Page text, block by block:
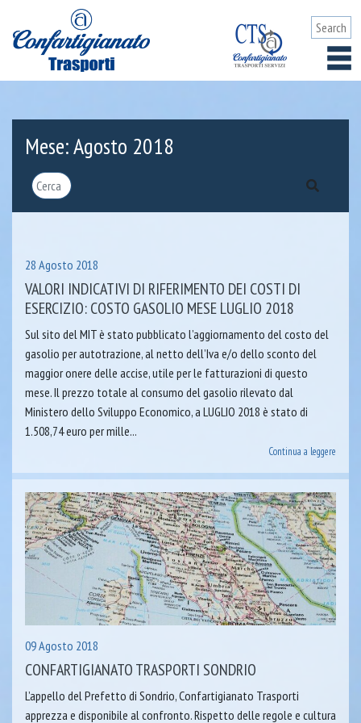
Mese:Agosto 2018
28 Agosto 2018
VALORI INDICATIVI DI RIFERIMENTO DEI COSTI DI
ESERCIZIO: COSTO GASOLIO MESE LUGLIO 2018
Sul sito del MIT è stato pubblicato l’aggiornamento del costo del
gasolio per autotrazione, al netto dell’Iva e/o dello sconto del
maggior onere delle accise, utile per le fatturazioni di questo
mese. Il prezzo totale al consumo del gasolio rilevato dal
Ministero dello Sviluppo Economico, a LUGLIO 2018 è stato di
1.508,74 euro per mille...
Continua a leggere
09 Agosto 2018
CONFARTIGIANATO TRASPORTI SONDRIO
L’appello del Prefetto di Sondrio, Confartigianato Trasporti
apprezza e disponibile al confronto. Rispetto delle regole e cultura